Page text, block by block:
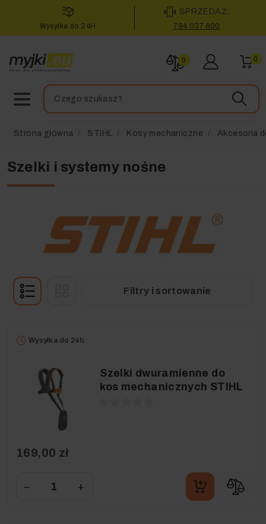
Wysyłka do 24H
SPRZEDAŻ:
794 037 600
0 0
Strona główna STIHL Kosy mechaniczne Akcesoria
Szelki i systemy nośne
Filtry i sortowanie
Wysyłka do 24h
Szelki dwuramienne do
kos mechanicznych STIHL
169,00 zł
− +